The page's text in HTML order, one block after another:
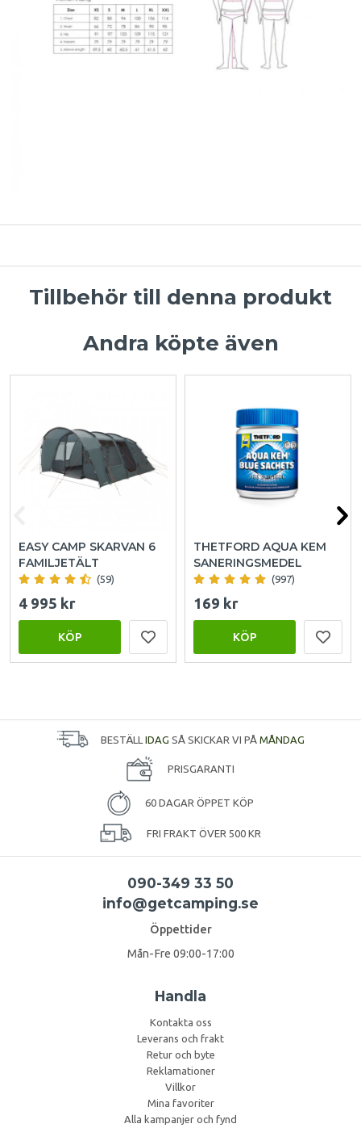
Tillbehör till denna produkt
Andra köpte även
EASY CAMP SKARVAN 6
FAMILJETÄLT
(59)
4 995 kr
KÖP
THETFORD AQUA KEM
SANERINGSMEDEL
(997)
169 kr
KÖP
BESTÄLL IDAG SÅ SKICKAR VI PÅ MÅNDAG
PRISGARANTI
60 DAGAR ÖPPET KÖP
FRI FRAKT ÖVER 500 KR
090-349 33 50
info@getcamping.se
Öppettider
Mån-Fre 09:00-17:00
Handla
Kontakta oss
Leverans och frakt
Retur och byte
Reklamationer
Villkor
Mina favoriter
Alla kampanjer och fynd